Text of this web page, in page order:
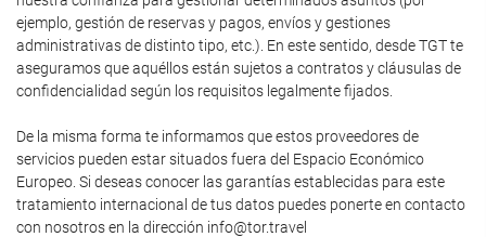
ejemplo, gestión de reservas y pagos, envíos y gestiones
administrativas de distinto tipo, etc.). En este sentido, desde TGT te
aseguramos que aquéllos están sujetos a contratos y cláusulas de
confidencialidad según los requisitos legalmente fijados.
De la misma forma te informamos que estos proveedores de
servicios pueden estar situados fuera del Espacio Económico
Europeo. Si deseas conocer las garantías establecidas para este
tratamiento internacional de tus datos puedes ponerte en contacto
con nosotros en la dirección info@tor.travel